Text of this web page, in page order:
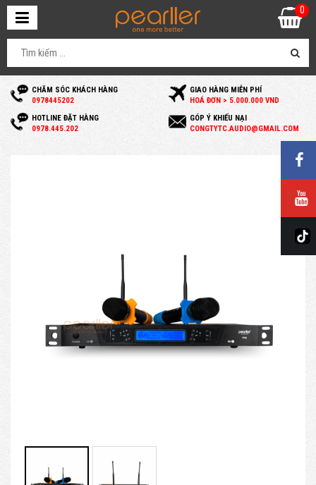
CHĂM SÓC KHÁCH HÀNG
0978445202
GIAO HÀNG MIỄN PHÍ
HOÁ ĐƠN > 5.000.000 VND
HOTLINE ĐẶT HÀNG
0978.445.202
GÓP Ý KHIẾU NẠI
CONGTYTC.AUDIO@GMAIL.COM
0